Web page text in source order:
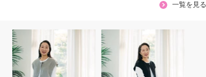
一覧を見る